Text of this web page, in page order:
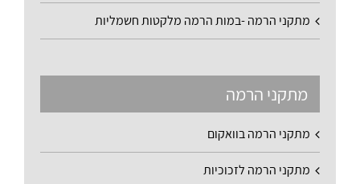
מתקני הרמה -במות הרמה מלקטות חשמליות
מתקני הרמה
מתקני הרמה בוואקום
מתקני הרמה לזכוכיות